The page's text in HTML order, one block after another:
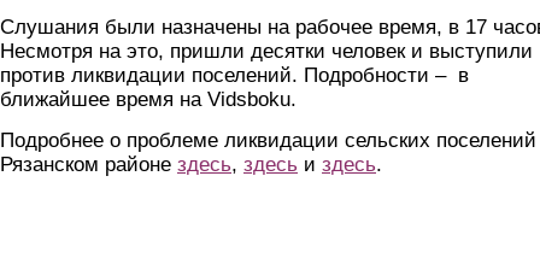
Слушания были назначены на рабочее время, в 17
Несмотря на это, пришли десятки человек и выступили
против ликвидации поселений. Подробности – в
ближайшее время на Vidsboku.
Подробнее о проблеме ликвидации сельских
Рязанском районе здесь, здесь и здесь.